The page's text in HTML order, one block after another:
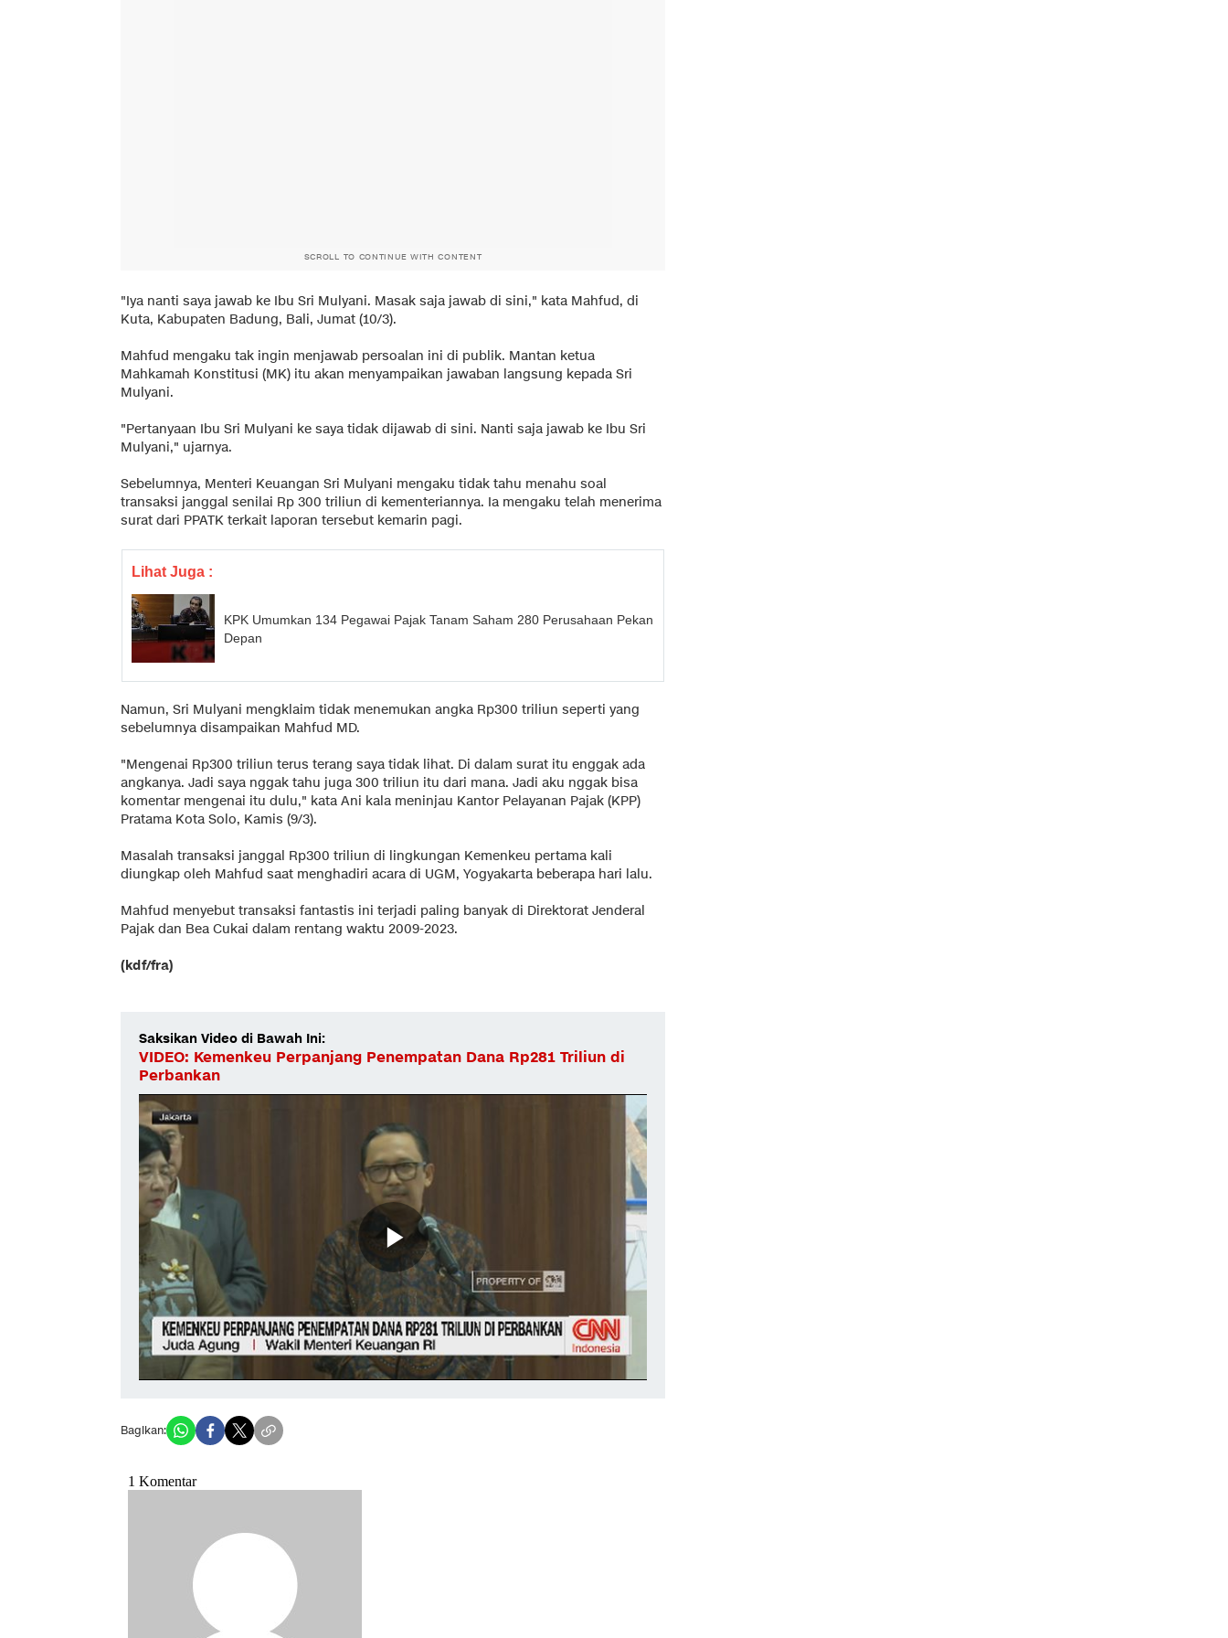
SCROLL TO CONTINUE WITH CONTENT
"Iya nanti saya jawab ke Ibu Sri Mulyani. Masak saja jawab di sini," kata Mahfud, di
Kuta, Kabupaten Badung, Bali, Jumat (10/3).
Mahfud mengaku tak ingin menjawab persoalan ini di publik. Mantan ketua
Mahkamah Konstitusi (MK) itu akan menyampaikan jawaban langsung kepada Sri
Mulyani.
"Pertanyaan Ibu Sri Mulyani ke saya tidak dijawab di sini. Nanti saja jawab ke Ibu Sri
Mulyani," ujarnya.
Sebelumnya, Menteri Keuangan Sri Mulyani mengaku tidak tahu menahu soal
transaksi janggal senilai Rp 300 triliun di kementeriannya. Ia mengaku telah menerima
surat dari PPATK terkait laporan tersebut kemarin pagi.
Lihat Juga :
KPK Umumkan 134 Pegawai Pajak Tanam Saham 280 Perusahaan Pekan
Depan
Namun, Sri Mulyani mengklaim tidak menemukan angka Rp300 triliun seperti yang
sebelumnya disampaikan Mahfud MD.
"Mengenai Rp300 triliun terus terang saya tidak lihat. Di dalam surat itu enggak ada
angkanya. Jadi saya nggak tahu juga 300 triliun itu dari mana. Jadi aku nggak bisa
komentar mengenai itu dulu," kata Ani kala meninjau Kantor Pelayanan Pajak (KPP)
Pratama Kota Solo, Kamis (9/3).
Masalah transaksi janggal Rp300 triliun di lingkungan Kemenkeu pertama kali
diungkap oleh Mahfud saat menghadiri acara di UGM, Yogyakarta beberapa hari lalu.
Mahfud menyebut transaksi fantastis ini terjadi paling banyak di Direktorat Jenderal
Pajak dan Bea Cukai dalam rentang waktu 2009-2023.
(kdf/fra)
Saksikan Video di Bawah Ini:
VIDEO: Kemenkeu Perpanjang Penempatan Dana Rp281 Triliun di
Perbankan
Bagikan: